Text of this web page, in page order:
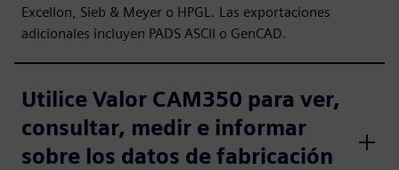
Excellon, Sieb & Meyer o HPGL. Las exportaciones
adicionales incluyen PADS ASCII o GenCAD.
Utilice Valor CAM350 para ver,
consultar, medir e informar
sobre los datos de fabricación